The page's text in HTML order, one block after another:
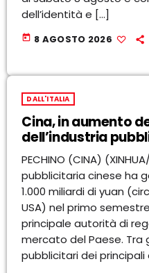
dell’identità e […]
today 8 AGOSTO 2026
DALL'ITALIA
Cina, in aumento
dell’industria
PECHINO (CINA)
pubblicitaria cinese ha
1.000 miliardi di yuan
USA) nel primo
principale autorità di
mercato del Paese. Tra
pubblicitari dei